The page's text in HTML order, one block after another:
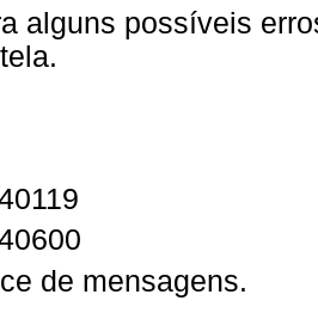
alguns possíveis
de mensagens.